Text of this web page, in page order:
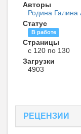
Авторы
Родина Галина
Статус
В работе
Страницы
с 120 по 130
Загрузки
4903
РЕЦЕНЗИИ